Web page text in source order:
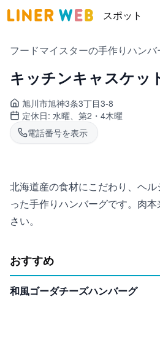
スポット
フードマイスターの手作りハン
キッチンキャスケッ
旭川市旭神3条3丁目3-8
定休日: 水曜、第2・4木曜
電話番号を表示
北海道産の食材にこだわり、ヘ
った手作りハンバーグです。肉
さい。
おすすめ
和風ゴーダチーズハンバーグ